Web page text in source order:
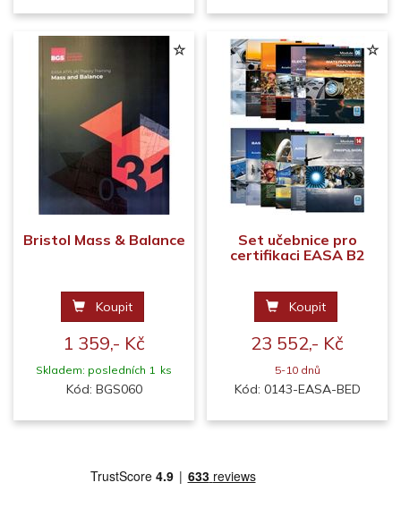
Bristol Mass & Balance
Koupit
1 359,- Kč
Skladem: posledních 1 ks
Kód: BGS060
Set učebnice pro
certifikaci EASA B2
Koupit
23 552,- Kč
5-10 dnů
Kód: 0143-EASA-BED